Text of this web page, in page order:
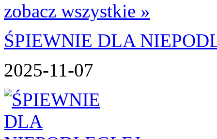
zobacz wszystkie »
ŚPIEWNIE DLA
2025-11-07